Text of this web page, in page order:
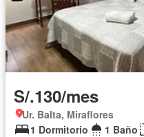
S/.130/mes
Ur. Balta, Miraflores
1 Dormitorio
1 Baño